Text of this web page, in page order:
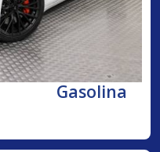
Gasolina